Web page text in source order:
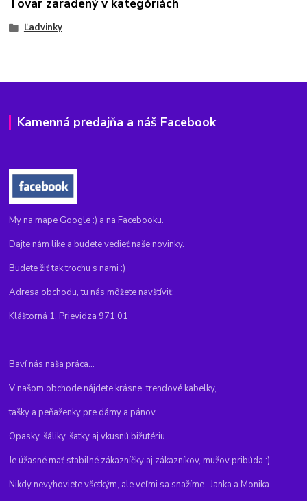
Tovar zaradený v kategóriách
Ľadvinky
Kamenná predajňa a náš Facebook
My na mape Google :) a na Facebooku.
Dajte nám like a budete vedieť naše novinky.
Budete žiť tak trochu s nami :)
Adresa obchodu, tu nás môžete navštíviť:
Kláštorná 1, Prievidza 971 01
Baví nás naša práca...
V našom obchode nájdete krásne, trendové kabelky,
tašky a peňaženky pre dámy a pánov.
Opasky, šáliky, šatky aj vkusnú bižutériu.
Je úžasné mať stabilné zákazníčky aj zákazníkov, mužov pribúda :)
Nikdy nevyhoviete všetkým, ale veľmi sa snažíme...Janka a Monika